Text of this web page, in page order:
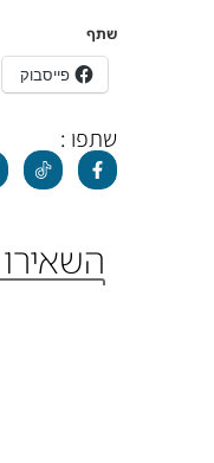
שתף
פייסבוק
שתפו :